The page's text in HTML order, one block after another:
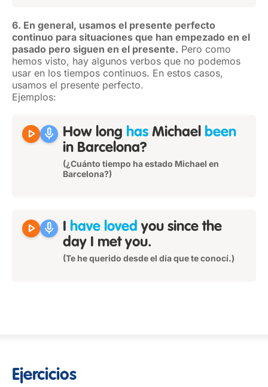
6. En general, usamos el presente perfecto
continuo para situaciones que han empezado en el
pasado pero siguen en el presente. Pero como
hemos visto, hay algunos verbos que no podemos
usar en los tiempos continuos. En estos casos,
usamos el presente perfecto.
Ejemplos:
play_arrow mic How long has Michael been
in Barcelona?
(¿Cuánto tiempo ha estado Michael en
Barcelona?)
play_arrow mic I have loved you since the
day I met you.
(Te he querido desde el día que te conocí.)
Ejercicios